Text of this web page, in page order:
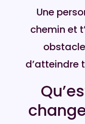
Une
chemin et
d’atteindre